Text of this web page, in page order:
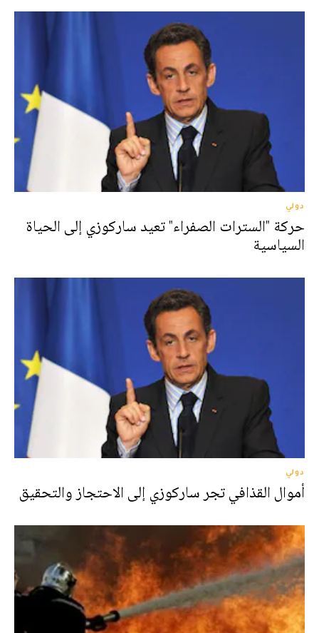
دولي
حركة "السترات الصفراء" تعيد ساركوزي إلى الحياة
السياسية
دولي
أموال القذافي تجر ساركوزي إلى الاحتجاز والتحقيق